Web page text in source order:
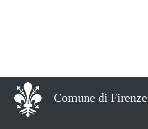
Comune di Firenze